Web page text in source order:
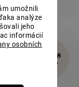
umožnili
analýze
jeho
informácií
osobních
€402,48
–10 %